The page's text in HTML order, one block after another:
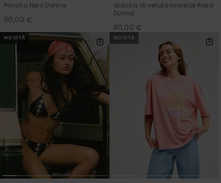
Poncho Nero Donna
60,00 €
Giacca di velluto oversize Rosa
Donna
80,00 €
NOVITÀ NOVITÀ